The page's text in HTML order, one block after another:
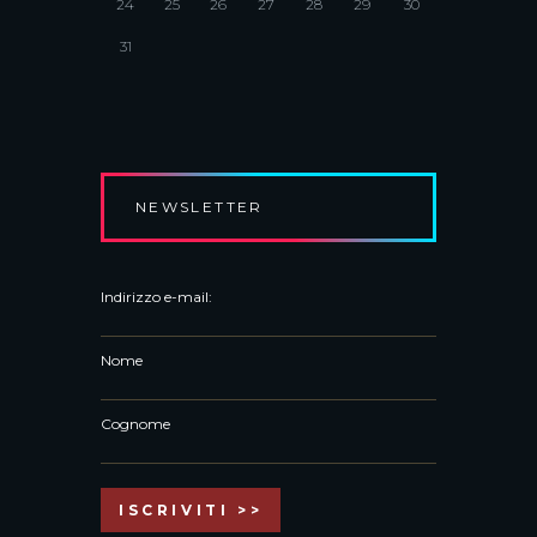
24 25 26 27 28 29 30
31
NEWSLETTER
Indirizzo e-mail:
Nome
Cognome